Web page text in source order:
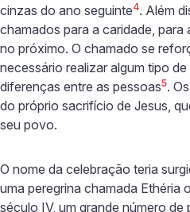
cinzas do ano seguinte4. Além
chamados para a caridade, para
no próximo. O chamado se
necessário realizar algum tipo
diferenças entre as pessoas5.
do próprio sacrifício de Jesus,
seu povo.
O nome da celebração teria
uma peregrina chamada Ethéria
século IV, um grande número de